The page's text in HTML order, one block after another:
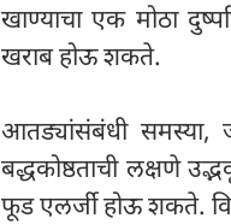
खाण्याचा एक मोठा
खराब होऊ शकते.
आतड्यांसंबंधी
बद्धकोष्ठताची लक्षणे
फूड एलर्जी होऊ शकते.